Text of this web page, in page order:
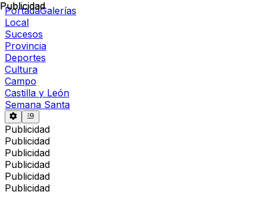
PortadaGalerías
Local
Sucesos
Provincia
Deportes
Cultura
Campo
Castilla y León
Semana Santa
Publicidad
Publicidad
Publicidad
Publicidad
Publicidad
Publicidad
Publicidad
Publicidad